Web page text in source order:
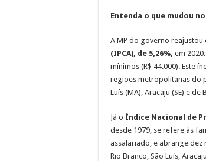
Entenda o que mudou
A MP do governo
(IPCA), de 5,26%, em 2020.
mínimos (R$ 44.000). Este
regiões metropolitanas do
Luís (MA), Aracaju (SE) e de
Já o Índice Nacional de
desde 1979, se refere às
assalariado, e abrange dez
Rio Branco, São Luís,